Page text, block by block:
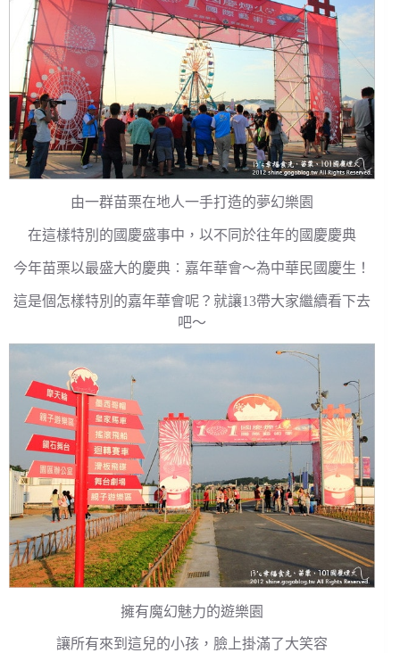
由一群苗栗在地人一手打造的夢幻樂園
在這樣特別的國慶盛事中，以不同於往年的國慶慶典
今年苗栗以最盛大的慶典︰嘉年華會～為中華民國慶生！
這是個怎樣特別的嘉年華會呢？就讓13帶大家繼續看下去
吧～
擁有魔幻魅力的遊樂園
讓所有來到這兒的小孩，臉上掛滿了大笑容